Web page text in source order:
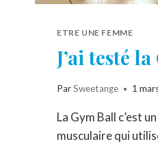
ETRE UNE FEMME
J’ai testé
ParSweetange 1
La Gym Ball c’est
musculaire qui